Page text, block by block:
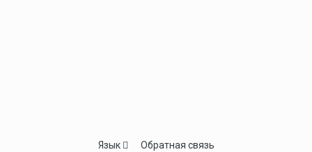
Язык Обратная связь